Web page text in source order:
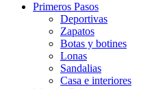
Primeros Pasos
Deportivas
Zapatos
Botas y botines
Lonas
Sandalias
Casa e interiores